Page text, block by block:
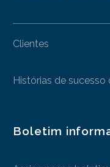
Clientes
Histórias de sucesso
Boletim